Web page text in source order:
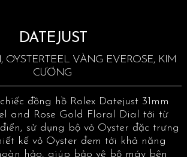
DATEJUST
OYSTERTEEL VÀNG EVEROSE, KIM
CƯƠNG
đồng hồ Rolex Datejust 31mm
and Rose Gold Floral Dial tới từ
sử dụng bộ vỏ Oyster đặc trưng
kế vỏ Oyster đem tới khả năng
hảo, giúp bảo vệ bộ máy bên